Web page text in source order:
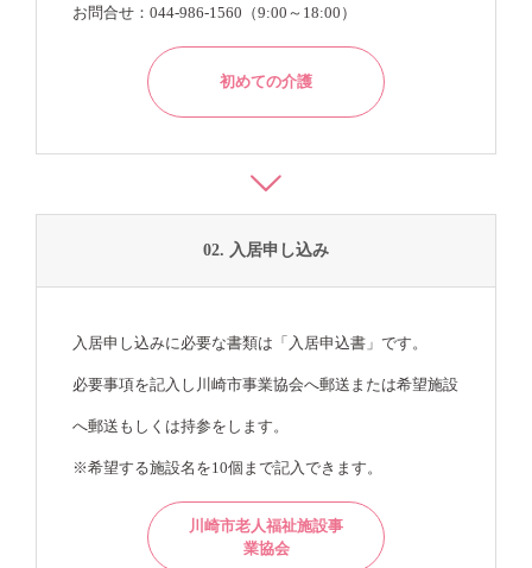
お問合せ：044-986-1560（9:00～18:00）
初めての介護
02. 入居申し込み
入居申し込みに必要な書類は「入居申込書」です。
必要事項を記入し川崎市事業協会へ郵送または希望施設
へ郵送もしくは持参をします。
※希望する施設名を10個まで記入できます。
川崎市老人福祉施設事
業協会